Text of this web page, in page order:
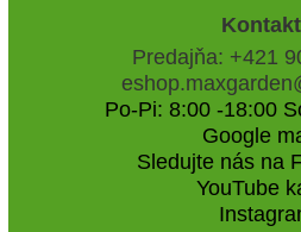
Predajňa: +421
Po-Pi: 8:00 -18:00
Google
Sledujte nás na
YouTube